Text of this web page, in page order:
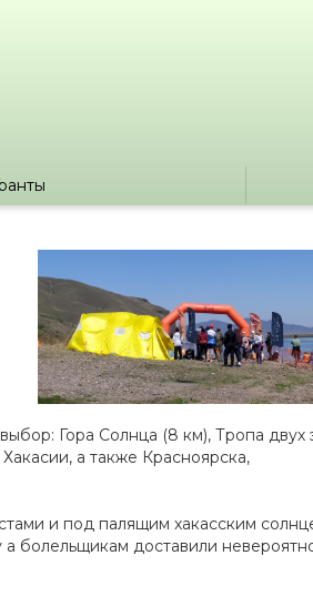
Гора Солнца (8 км), Тропа двух
а также Красноярска,
и под палящим хакасским
болельщикам доставили